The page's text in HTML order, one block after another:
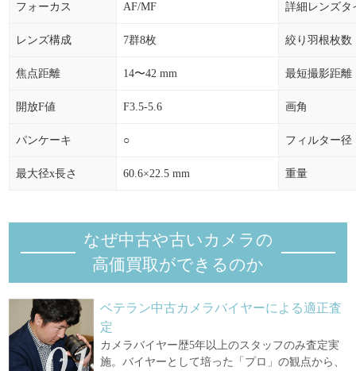
フォーカス AF/MF 詳細レンズタ
レンズ構成 7群8枚 絞り羽根枚数
焦点距離 14〜42 mm 最短撮影距離
開放F値 F3.5-5.6 画角
パンケーキ ○ フィルター径
最大径x長さ 60.6×22.5 mm 重量
なぜ中古や古いカメラの
高価買取ができるのか
ベテラン中古カメラバイヤーによる適正査
定
カメラバイヤー歴5年以上のスタッフのみ査定実
施。バイヤーとして培った「プロ」の観点から、